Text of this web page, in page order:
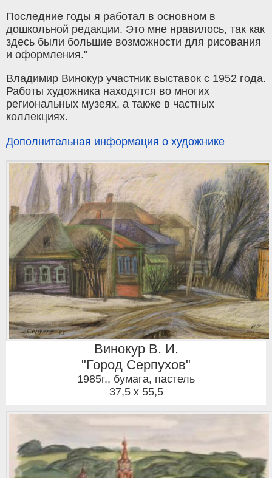
Последние годы я работал в основном в
дошкольной редакции. Это мне нравилось, так как
здесь были большие возможности для рисования
и оформления."
Владимир Винокур участник выставок с 1952 года.
Работы художника находятся во многих
региональных музеях, а также в частных
коллекциях.
Дополнительная информация о художнике
Винокур В. И.
"Город Серпухов"
1985г., бумага, пастель
37,5 x 55,5